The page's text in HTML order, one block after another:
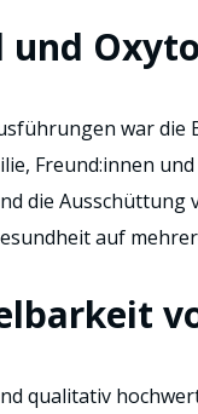
und
war die
Freund:innen
die Ausschüttung
auf
qualitativ